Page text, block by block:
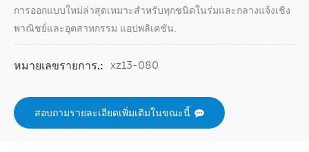
การออกแบบใหม่ล่าสุดเหมาะสำหรับทุกชนิดในร่มและกลางแจ้งเชิง
พาณิชย์และอุตสาหกรรม แอปพลิเคชัน.
หมายเลขรายการ.: xz13-080
สอบถามรายละเอียดเพิ่มเติมในขณะนี้